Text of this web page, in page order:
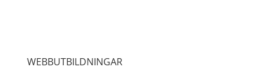
WEBBUTBILDNINGAR